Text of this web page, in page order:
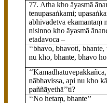
77. Atha kho āyasmā
tenupasaṅkami;
abhivādetvā ekamantaṃ
nisinno kho āyasmā
etadavoca –
‘‘bhavo, bhavoti,
nu kho, bhante, bhavo
nābhavissa, api nu kho
paññāyethā’’ti?
‘‘No hetaṃ, bhante’’